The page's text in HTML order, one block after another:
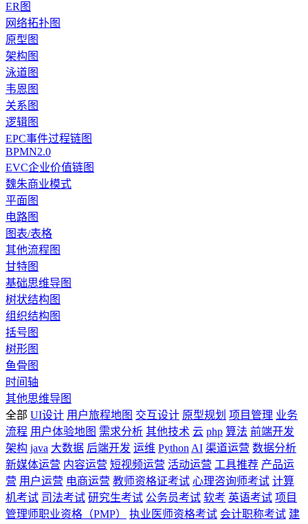
ER图
网络拓扑图
原型图
架构图
泳道图
韦恩图
关系图
逻辑图
EPC事件过程链图
BPMN2.0
EVC企业价值链图
魏朱商业模式
平面图
电路图
图表/表格
其他流程图
甘特图
基础思维导图
树状结构图
组织结构图
括号图
树形图
鱼骨图
时间轴
其他思维导图
全部 UI设计 用户旅程地图 交互设计 原型规划 项目管理 业务
流程 用户体验地图 需求分析 其他技术 云 php 算法 前端开发
架构 java 大数据 后端开发 运维 Python AI 渠道运营 数据分析
新媒体运营 内容运营 短视频运营 活动运营 工具推荐 产品运
营 用户运营 电商运营 教师资格证考试 心理咨询师考试 计算
机考试 司法考试 研究生考试 公务员考试 软考 英语考试 项目
管理师职业资格（PMP）
执业医师资格考试 会计职称考试 建